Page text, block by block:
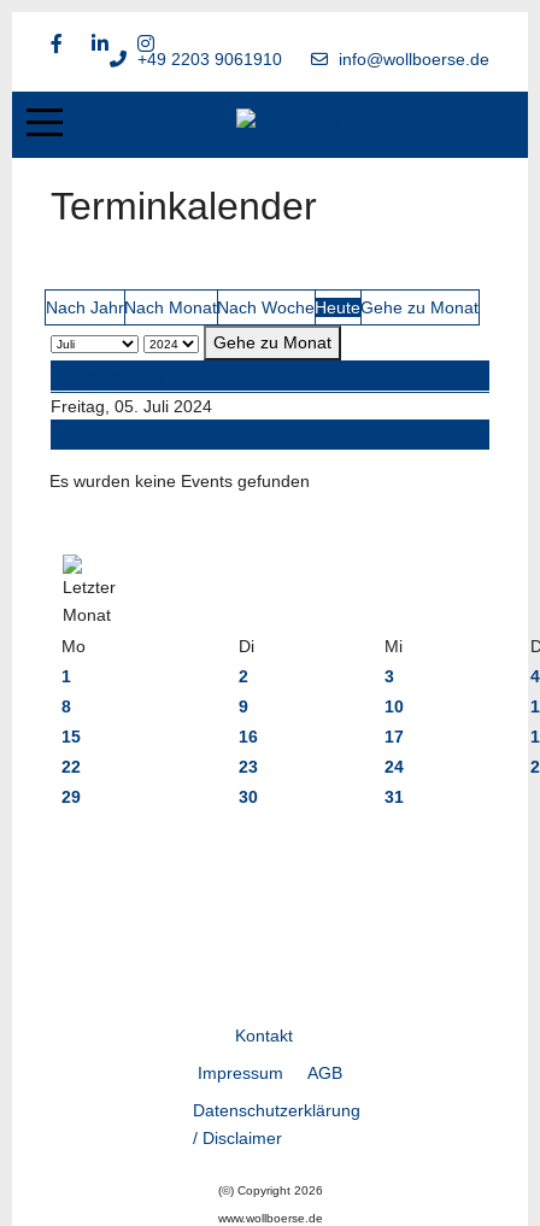
+49 2203 9061910 info@wollboerse.de
Terminkalender
Nach JahrNach MonatNach WocheHeuteGehe zu Monat
Gehe zu Monat
Freitag, 05. Juli 2024
Es wurden keine Events gefunden
Mo Di Mi
1
2 3
4
8
9 10
15
16 17
22
23 24
29
30 31
Kontakt
Impressum
AGB
Datenschutzerklärung
/ Disclaimer
(©) Copyright 2026
www.wollboerse.de